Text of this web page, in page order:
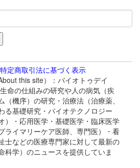
特定商取引法に基づく表示
this site）：バイオトゥデイ
命の仕組みの研究や人の病気（疾
機序）の研究・治療法（治療薬、
る基礎研究・バイオテクノロジー
）・応用医学・基礎医学・臨床医学
ライマリーケア医師、専門医）・看
士などの医療専門家に対して最新の
科学）のニュースを提供していま